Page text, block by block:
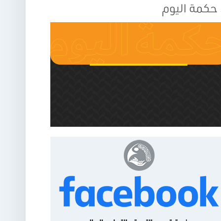
حكمة اليوم